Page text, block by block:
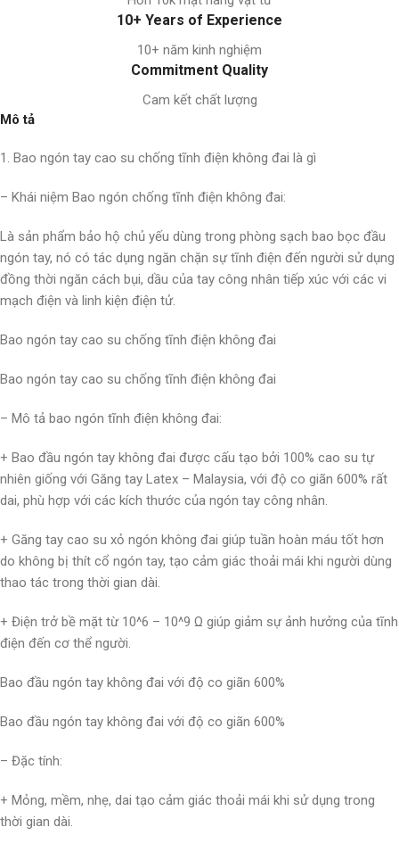
10+ Years of Experience
10+ năm kinh nghiệm
Commitment Quality
Cam kết chất lượng
Mô tả
1. Bao ngón tay cao su chống tĩnh điện không đai là gì
– Khái niệm Bao ngón chống tĩnh điện không đai:
Là sản phẩm bảo hộ chủ yếu dùng trong phòng sạch bao bọc đầu
ngón tay, nó có tác dụng ngăn chặn sự tĩnh điện đến người sử dụng
đồng thời ngăn cách bụi, dầu của tay công nhân tiếp xúc với các vi
mạch điện và linh kiện điện tử.
Bao ngón tay cao su chống tĩnh điện không đai
Bao ngón tay cao su chống tĩnh điện không đai
– Mô tả bao ngón tĩnh điện không đai:
+ Bao đầu ngón tay không đai được cấu tạo bởi 100% cao su tự
nhiên giống với Găng tay Latex – Malaysia, với độ co giãn 600% rất
dai, phù hợp với các kích thước của ngón tay công nhân.
+ Găng tay cao su xỏ ngón không đai giúp tuần hoàn máu tốt hơn
do không bị thít cổ ngón tay, tạo cảm giác thoải mái khi người dùng
thao tác trong thời gian dài.
+ Điện trở bề mặt từ 10^6 – 10^9 Ω giúp giảm sự ảnh hưởng của tĩnh
điện đến cơ thể người.
Bao đầu ngón tay không đai với độ co giãn 600%
Bao đầu ngón tay không đai với độ co giãn 600%
– Đặc tính:
+ Mỏng, mềm, nhẹ, dai tạo cảm giác thoải mái khi sử dụng trong
thời gian dài.